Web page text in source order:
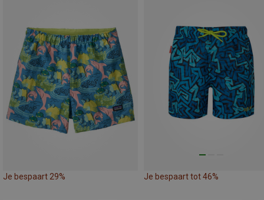
Je bespaart 29% Je bespaart tot 46%